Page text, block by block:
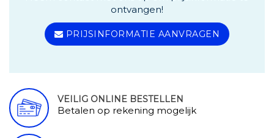
ontvangen!
PRIJSINFORMATIE AANVRAGEN
VEILIG ONLINE BESTELLEN
Betalen op rekening mogelijk